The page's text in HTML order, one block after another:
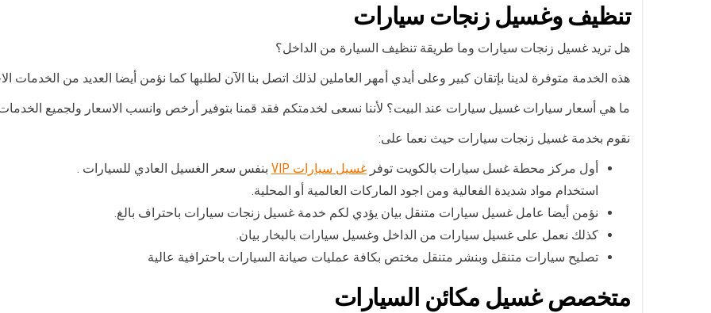
تنظيف وغسيل زنجات سيارات
هل تريد غسيل زنجات سيارات وما طريقة تنظيف السيارة من الداخل؟
هذه الخدمة متوفرة لدينا بإتقان كبير وعلى أيدي أمهر العاملين لذلك اتصل بنا الآن لطلبها كما نؤمن أيضا العديد من الخدمات
ما هي أسعار سيارات غسيل سيارات عند البيت؟ لأننا نسعى لخدمتكم فقد قمنا بتوفير أرخص وانسب الاسعار ولجميع
نقوم بخدمة غسيل زنجات سيارات حيث نعما على:
أول مركز محطة غسل سيارات بالكويت توفر غسيل سيارات VIP
بنفس سعر الغسيل العادي للسيارات .
استخدام مواد شديدة الفعالية ومن اجود الماركات العالمية أو المحلية.
نؤمن أيضا عامل غسيل سيارات متنقل بيان يؤدي لكم خدمة غسيل زنجات سيارات باحتراف بالغ.
كذلك نعمل على غسيل سيارات من الداخل وغسيل سيارات بالبخار بيان.
تصليح سيارات متنقل وبنشر متنقل مختص بكافة عمليات صيانة السيارات باحترافية عالية
متخصص غسيل مكائن السيارات